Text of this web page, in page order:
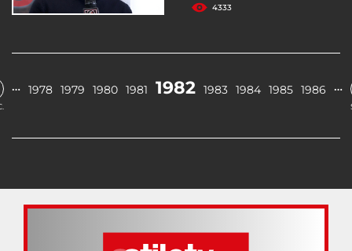
4333
… 1978 1979 1980 1981 1982 1983 1984 1985 1986 …